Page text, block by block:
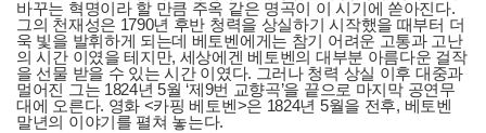
바꾸는 혁명이라 할 만큼 주옥 같은 명곡이 이 시기에 쏟아진다.
그의 천재성은 1790년 후반 청력을 상실하기 시작했을 때부터 더
욱 빛을 발휘하게 되는데 베토벤에게는 참기 어려운 고통과 고난
의 시간 이였을 테지만, 세상에겐 베토벤의 대부분 아름다운 걸작
을 선물 받을 수 있는 시간 이였다. 그러나 청력 상실 이후 대중과
멀어진 그는 1824년 5월 ‘제9번 교향곡’을 끝으로 마지막 공연무
대에 오른다. 영화 <카핑 베토벤>은 1824년 5월을 전후, 베토벤
말년의 이야기를 펼쳐 놓는다.